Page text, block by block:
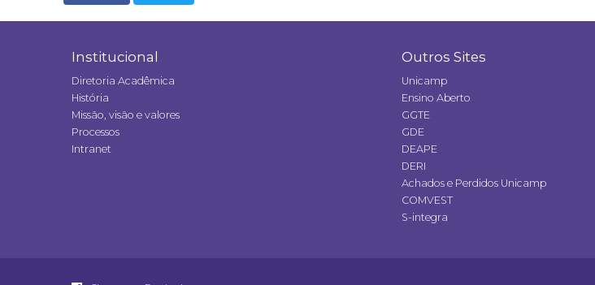
Institucional
Diretoria Acadêmica
História
Missão, visão e valores
Processos
Intranet
Outros Sites
Unicamp
Ensino Aberto
GGTE
GDE
DEAPE
DERI
Achados e Perdidos Unicamp
COMVEST
S-integra